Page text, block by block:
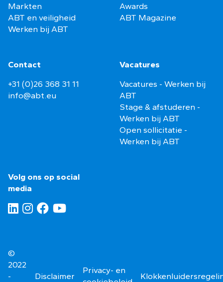
Markten
ABT en veiligheid
Werken bij ABT
Awards
ABT Magazine
Contact
+31 (0)26 368 31 11
info@abt.eu
Vacatures
Vacatures - Werken bij
ABT
Stage & afstuderen -
Werken bij ABT
Open sollicitatie -
Werken bij ABT
Volg ons op social
media
©
2022
-
Disclaimer
Privacy- en